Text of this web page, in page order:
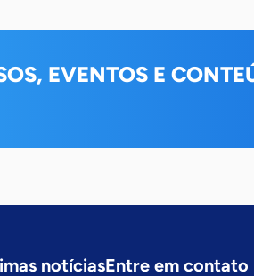
EVENTOS E
notíciasEntre em contato